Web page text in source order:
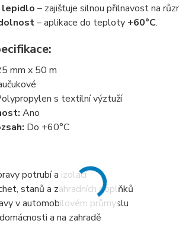
lepidlo – zajišťuje silnou přilnavost na
– aplikace do teploty +60°C.
mm x 50 m
s textilní výztuží
Ano
Do +60°C
potrubí a izolací
stanů a zahradních doplňků
v automobilovém průmyslu
a na zahradě